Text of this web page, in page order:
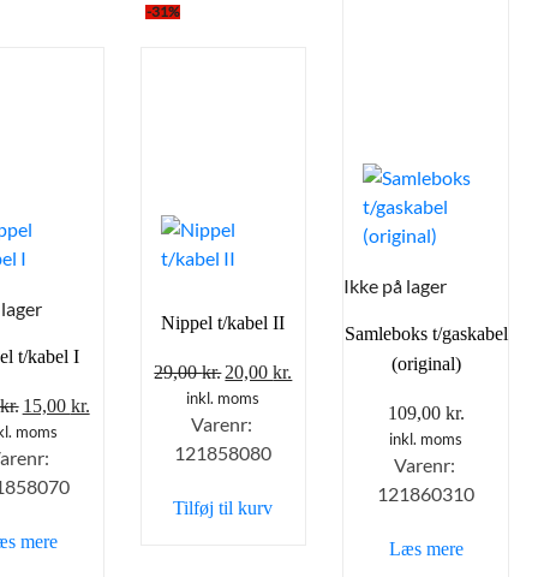
t/kabel I
kr. Den
oprindelige
pris
var:
15,00 kr.
moms
mere
-31%
Nippel t/kabel II
29,00kr. Den
oprindelige
pris
var:
20,00kr.
inkl. moms
Varenr:
121858080
Tilføj til kurv
Ikke på lager
Samleboks t/gaskabel
(original)
109,00 kr.
inkl. moms
Varenr:
121860310
Læs mere